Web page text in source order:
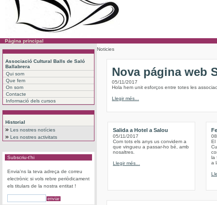
Pàgina principal
Associació Cultural Balls de Saló
Ballabrera
Qui som
Que fem
On som
Contacte
Informació dels cursos
Historial
Les nostres notícies
Les nostres activitats
Subscriu-t'hi
Envia'ns la teva adreça de correu
electrònic si vols rebre periòdicament
els titulars de la nostra entitat !
Noticies
Nova página web
05/11/2017
Hola hem unit esforços entre totes les
Llegir més...
Salida a Hotel a Salou
05/11/2017
Com tots els anys us convidem a
que vingueu a passar-ho bé, amb
nosaltres.
Llegir més...
El
la
a